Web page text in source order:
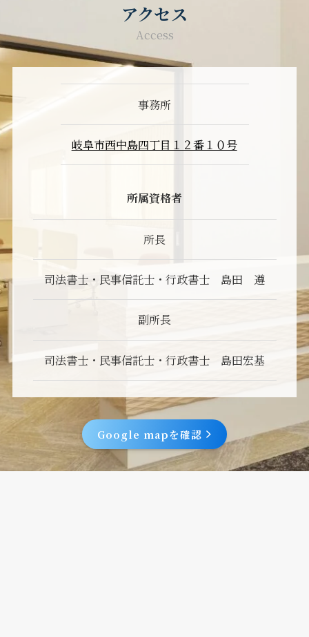
アクセス
Access
事務所
岐阜市西中島四丁目１２番１０号
所属資格者
所長
司法書士・民事信託士・行政書士 島田 遵
副所長
司法書士・民事信託士・行政書士 島田宏基
Google mapを確認